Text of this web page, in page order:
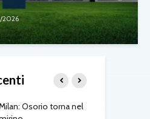
Osorio torna nel